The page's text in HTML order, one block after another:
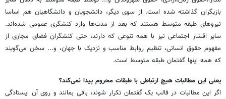
بازیگران گذاشته شده است. از سوی دیگر، دانشجویان و دانشگاهیان هم اساسا
نیروهای طبقه متوسط هستند که بعد از مدت‌ها وارد کنشگری عمومی شده‌اند.
سایر اقشار اجتماعی نیز با همه تنوعی که دارند، حتی کنشگران فضای مجازی از
مفهوم حقوق انسانی، تنظیم روابط مناسب و نزدیک با جهان، و... سخن می‌گویند
که همه اینها گفتمان طبقه متوسط است.
‌یعنی این مطالبات هیچ ارتباطی با طبقات محروم پیدا نمی‌کند؟
اگر این مطالبات در قالب یک گفتمان تکرار شوند، باقی بمانند و روی آن ایستادگی